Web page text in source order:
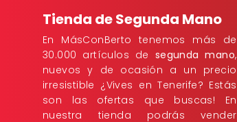
Tienda de Segunda Mano
En MásConBerto tenemos más de
30.000 artículos de segunda mano,
nuevos y de ocasión a un precio
irresistible ¿Vives en Tenerife? Estás
son las ofertas que buscas! En
nuestra tienda podrás vender